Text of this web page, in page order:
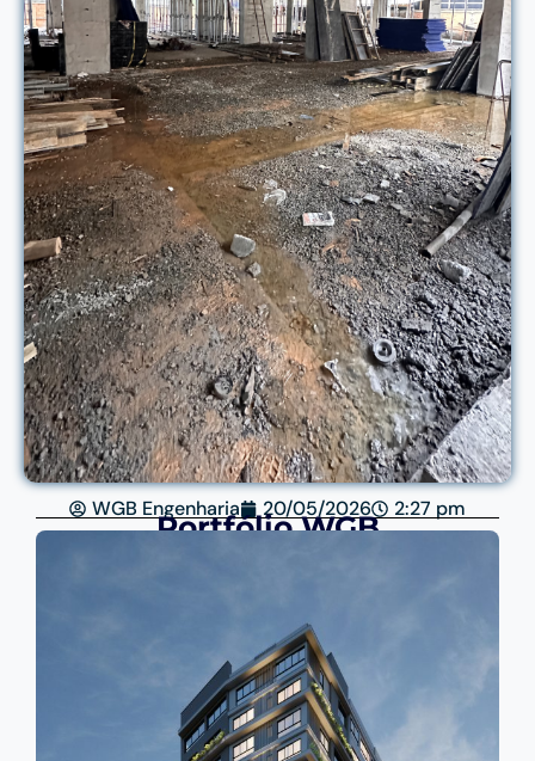
WGB Engenharia 20/05/2026 2:27 pm
Portfólio WGB